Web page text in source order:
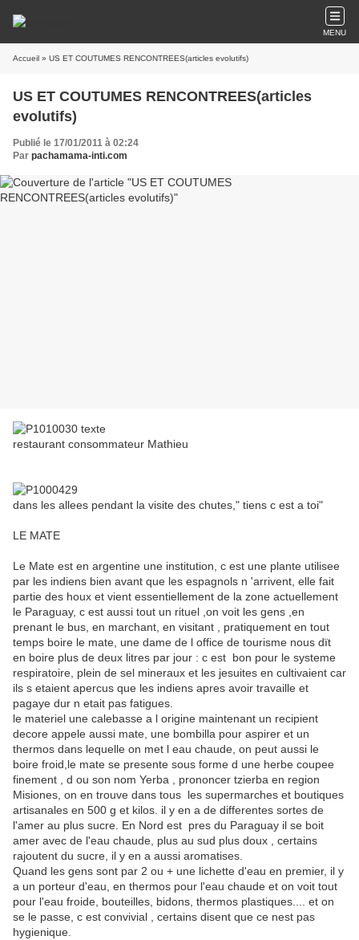
MENU
Accueil » US ET COUTUMES RENCONTREES(articles evolutifs)
US ET COUTUMES RENCONTREES(articles
evolutifs)
Publié le 17/01/2011 à 02:24
Par pachamama-inti.com
restaurant consommateur Mathieu
dans les allees pendant la visite des chutes," tiens c est a toi"
LE MATE
Le Mate est en argentine une institution, c est une plante utilisee
par les indiens bien avant que les espagnols n 'arrivent, elle fait
partie des houx et vient essentiellement de la zone actuellement
le Paraguay, c est aussi tout un rituel ,on voit les gens ,en
prenant le bus, en marchant, en visitant , pratiquement en tout
temps boire le mate, une dame de l office de tourisme nous dït
en boire plus de deux litres par jour : c est bon pour le systeme
respiratoire, plein de sel mineraux et les jesuites en cultivaient car
ils s etaient apercus que les indiens apres avoir travaille et
pagaye dur n etait pas fatigues.
le materiel une calebasse a l origine maintenant un recipient
decore appele aussi mate, une bombilla pour aspirer et un
thermos dans lequelle on met l eau chaude, on peut aussi le
boire froid,le mate se presente sous forme d une herbe coupee
finement , d ou son nom Yerba , prononcer tzierba en region
Misiones, on en trouve dans tous les supermarches et boutiques
artisanales en 500 g et kilos. il y en a de differentes sortes de
l'amer au plus sucre. En Nord est pres du Paraguay il se boit
amer avec de l'eau chaude, plus au sud plus doux , certains
rajoutent du sucre, il y en a aussi aromatises.
Quand les gens sont par 2 ou + une lichette d'eau en premier, il y
a un porteur d'eau, en thermos pour l'eau chaude et on voit tout
pour l'eau froide, bouteilles, bidons, thermos plastiques.... et on
se le passe, c est convivial , certains disent que ce nest pas
hygienique.